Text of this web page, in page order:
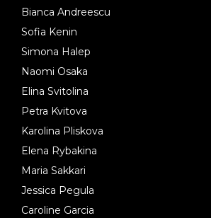
Bianca Andreescu
Sofia Kenin
Simona Halep
Naomi Osaka
Elina Svitolina
Petra Kvitova
Karolina Pliskova
Elena Rybakina
Maria Sakkari
Jessica Pegula
Caroline Garcia